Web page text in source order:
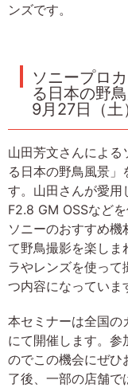
ンズです。
ソニープロ
る日本の野鳥
9月27日（土
山田芳文さんによ
る日本の野鳥風景
す。山田さんが愛
F2.8 GM OSSなど
ソニーのおすすめ
て野鳥撮影を楽しま
ラやレンズを使って
つ内容になっていま
本セミナーは全国
にて開催します。参
のでこの機会にぜひ
了後、一部の店舗